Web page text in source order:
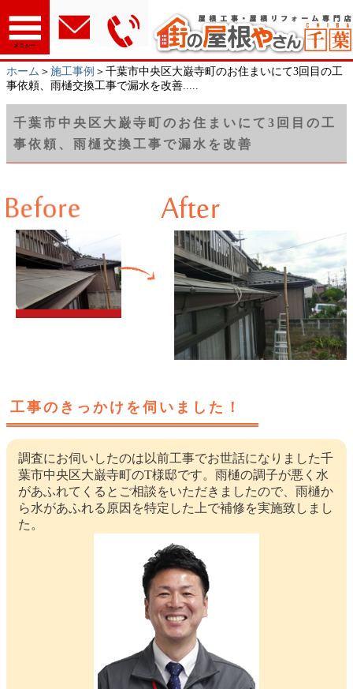
メニュー
ホーム ＞ 施工事例 ＞千葉市中央区大巌寺町のお住まいにて3回目の工
事依頼、雨樋交換工事で漏水を改善.....
千葉市中央区大巌寺町のお住まいにて3回目の工
事依頼、雨樋交換工事で漏水を改善
工事のきっかけを伺いました！
調査にお伺いしたのは以前工事でお世話になりました千
葉市中央区大巌寺町のT様邸です。雨樋の調子が悪く水
があふれてくるとご相談をいただきましたので、雨樋か
ら水があふれる原因を特定した上で補修を実施致しまし
た。